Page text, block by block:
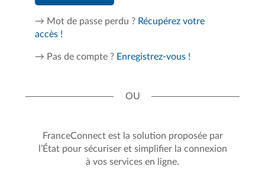
→ Mot de passe perdu ? Récupérez votre
accès !
→ Pas de compte ? Enregistrez-vous !
FranceConnect est la solution proposée par
l’État pour sécuriser et simplifier la connexion
à vos services en ligne.